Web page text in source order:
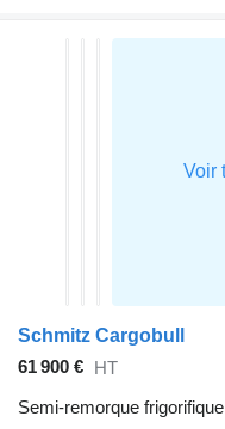
Schmitz Cargobull
61 900 € HT
Semi-remorque frigorifique